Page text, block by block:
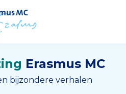
Erasmus MC
bijzondere verhalen